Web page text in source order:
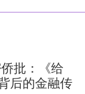
批：《给
后的金融传